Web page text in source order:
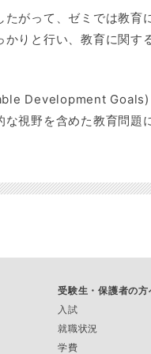
がって、ゼミでは教育
りと行い、教育に関す
Development Goals)
視野を含めた教育問題
受験生・保護者の方
入試
就職状況
学費